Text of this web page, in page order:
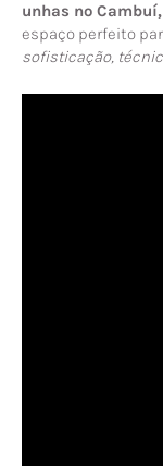
unhas no
espaço perfeito
sofisticação,